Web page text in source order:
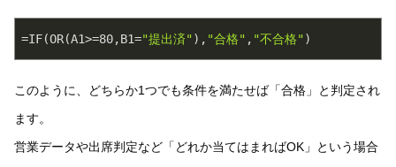
=IF(OR(A1>=80,B1="提出済"), "合格" , "不合格"
このように、どちらか1つでも条件を満たせば「合格」と判定され
ます。
営業データや出席判定など「どれか当てはまればOK」という場合